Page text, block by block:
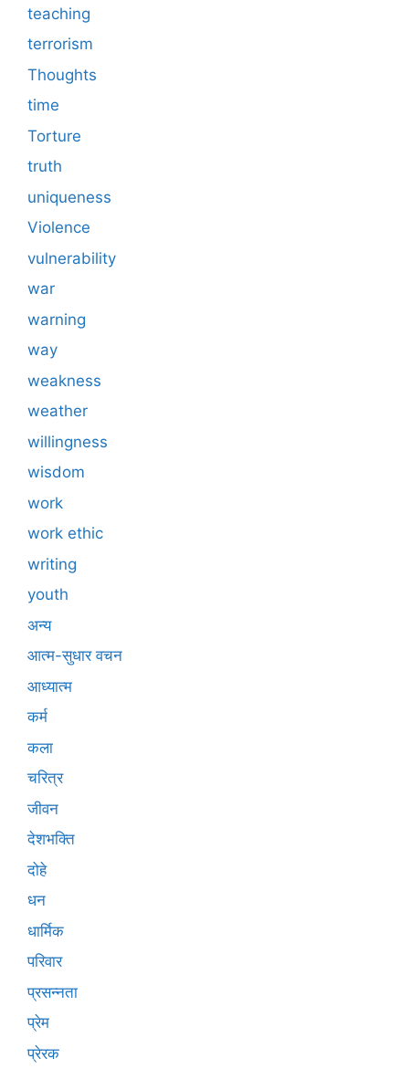
teaching
terrorism
Thoughts
time
Torture
truth
uniqueness
Violence
vulnerability
war
warning
way
weakness
weather
willingness
wisdom
work
work ethic
writing
youth
अन्य
आत्म-सुधार वचन
आध्यात्म
कर्म
कला
चरित्र
जीवन
देशभक्ति
दोहे
धन
धार्मिक
परिवार
प्रसन्नता
प्रेम
प्रेरक